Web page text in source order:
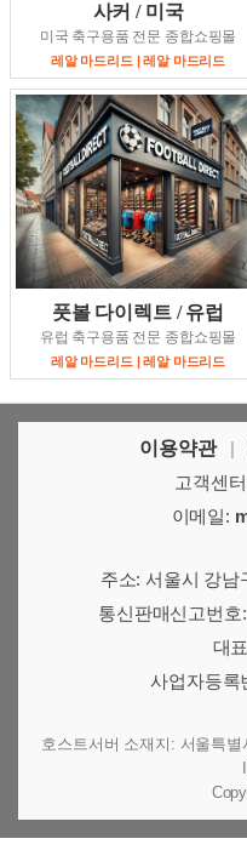
사커 / 미국
미국 축구용품 전문 종합쇼핑몰
레알 마드리드 | 레알 마드리드
풋볼 다이렉트 / 유럽
유럽 축구용품 전문 종합쇼핑몰
레알 마드리드 | 레알 마드리드
이용약관 |
고객센
이메일:
주소: 서울시 강남
통신판매신고번
대
사업자등록
호스트서버 소재지: 서울특